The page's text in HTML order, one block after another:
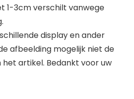
1-3cm verschilt vanwege
display en ander
afbeelding mogelijk niet de
artikel. Bedankt voor uw